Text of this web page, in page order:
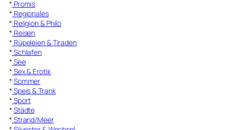
* Promis
* Regionales
* Religion & Philo
* Reisen
* Rüpeleien & Tiraden
* Schlafen
* See
* Sex & Erotik
* Sommer
* Speis & Trank
* Sport
* Städte
* Strand/Meer